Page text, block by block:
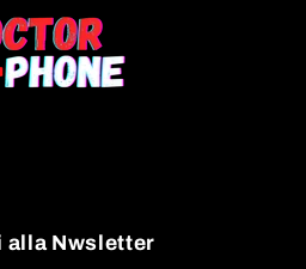
Nwsletter